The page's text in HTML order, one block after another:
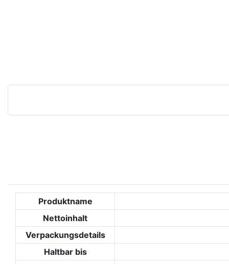
Produktname
Nettoinhalt
Verpackungsdetails
Haltbar bis